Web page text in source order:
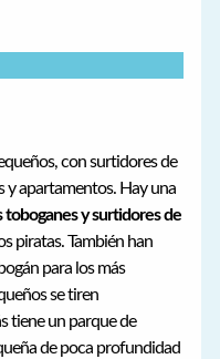
con surtidores de
y apartamentos. Hay una
y surtidores de
piratas. También han
para los más
se tiren
tiene un parque de
de poca profundidad